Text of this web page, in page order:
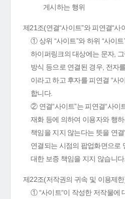
게시하는 행위
제21조(연결“사이트”와 피연결“사
① 상위 “사이트”와 하위 “사이
하이퍼링크의 대상에는 문자,
방식 등으로 연결된 경우, 전자
이라고 하고 후자를 피연결 “사
합니다.
② 연결“사이트”는 피연결“사이
재화 등에 의하여 이용자와 행
책임을 지지 않는다는 뜻을 연
연결되는 시점의 팝업화면으로
대한 보증 책임을 지지 않습니다.
제22조(저작권의 귀속 및 이용제
① “사이트“이 작성한 저작물에